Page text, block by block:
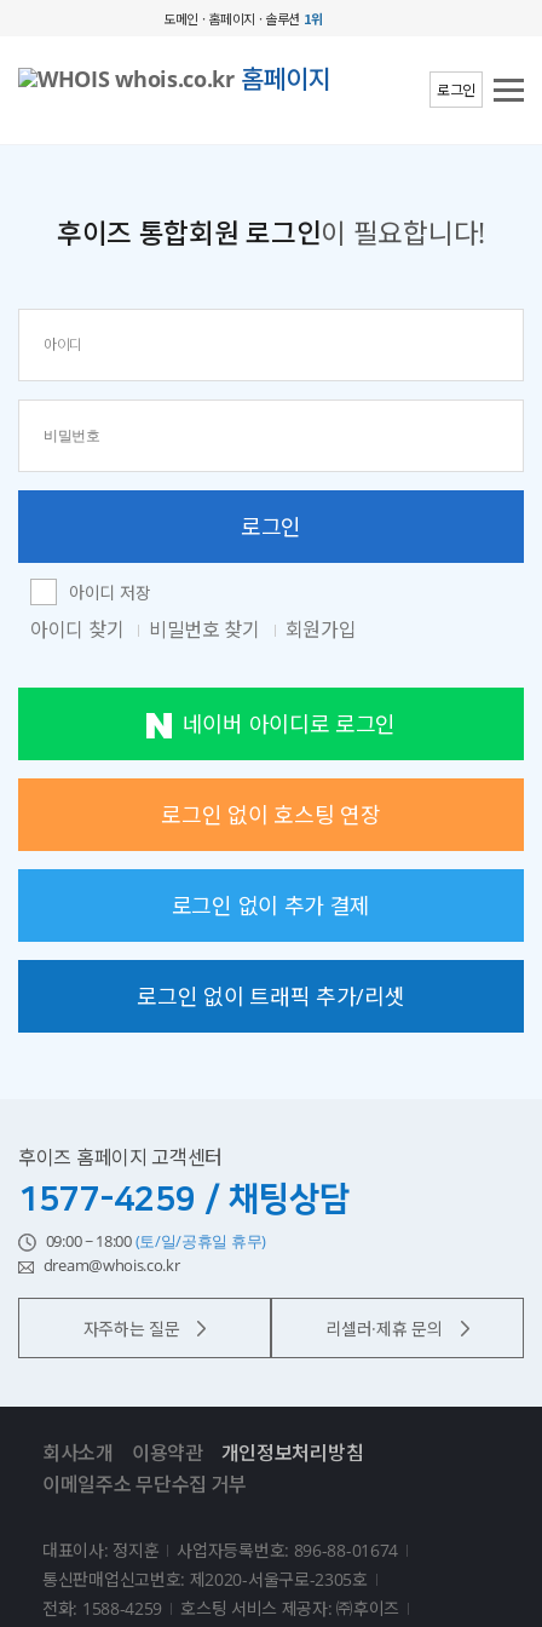
도메인 · 홈페이지 · 솔루션 1위
홈페이지 로그인
후이즈 통합회원 로그인이 필요합니다!
로그인
아이디 저장
아이디 찾기 비밀번호 찾기 회원가입
네이버 아이디로 로그인
로그인 없이 호스팅 연장
로그인 없이 추가 결제
로그인 없이 트래픽 추가/리셋
후이즈 홈페이지 고객센터
1577-4259 / 채팅상담
09:00 ~ 18:00(토/일/공휴일 휴무)
dream@whois.co.kr
자주하는 질문 리셀러·제휴 문의
회사소개 이용약관
개인정보처리방침
이메일주소 무단수집 거부
대표이사: 정지훈
사업자등록번호: 896-88-01674
통신판매업신고번호: 제2020-서울구로-2305호
전화: 1588-4259
호스팅 서비스 제공자: ㈜후이즈